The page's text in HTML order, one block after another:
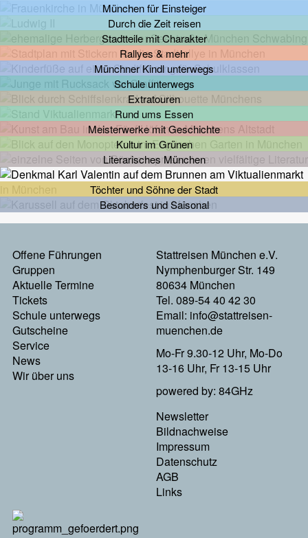
München für Einsteiger
Durch die Zeit reisen
Stadtteile mit Charakter
Rallyes & mehr
Münchner Kindl unterwegs
Schule unterwegs
Extratouren
Rund ums Essen
Meisterwerke mit Geschichte
Kultur im Grünen
Literarisches München
Töchter und Söhne der Stadt
Besonders und Saisonal
Footermenu
Links
Offene Führungen
Gruppen
Aktuelle Termine
Tickets
Schule unterwegs
Gutscheine
Service
News
Wir über uns
Stattreisen München e.V.
Nymphenburger Str. 149
80634 München
Tel. 089-54 40 42 30
Email: info@stattreisen-
muenchen.de
Mo-Fr 9.30-12 Uhr, Mo-Do
13-16 Uhr, Fr 13-15 Uhr
powered by: 84GHz
Footer
Menu
Rechts
Newsletter
Bildnachweise
Impressum
Datenschutz
AGB
Links